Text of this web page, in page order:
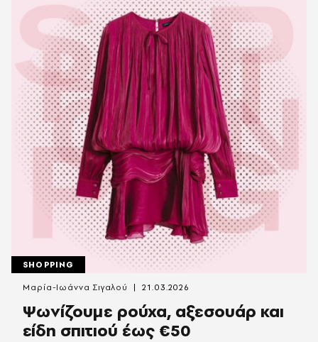
SHOPPING
Ψωνίζουμε ρούχα, αξεσουάρ και
είδη σπιτιού έως €50
Μαρία-Ιωάννα Σιγαλού 21.03.2026